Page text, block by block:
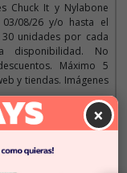
Chuck It y Nylabone
08/26 y/o hasta el
unidades por cada
disponibilidad. No
Máximo 5
y tiendas. Imágenes
×